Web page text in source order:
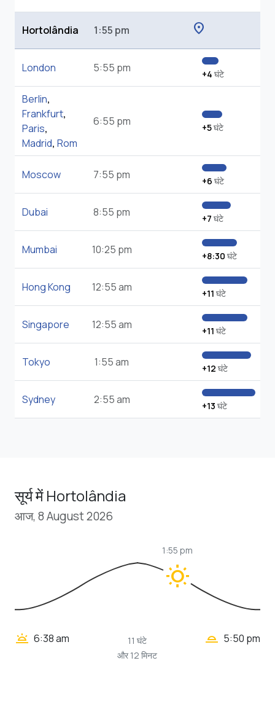
Hortolândia 1:55 pm location_on
London 5:55 pm +4 घंटे
Berlin,
Frankfurt,
Paris,
Madrid, Rom
6:55 pm +5घंटे
Moscow 7:55 pm +6 घंटे
Dubai 8:55 pm +7 घंटे
Mumbai 10:25 pm +8:30 घंटे
Hong Kong 12:55 am +11 घंटे
Singapore 12:55 am +11 घंटे
Tokyo 1:55 am +12 घंटे
Sydney 2:55 am +13 घंटे
सूर्य में Hortolândia
आज, 8 August 2026
wb_sunny
1:55 pm
wb_twilight 6:38 am
11 घंटे
और 12 मिनट
wb_twilight_2 5:50 pm